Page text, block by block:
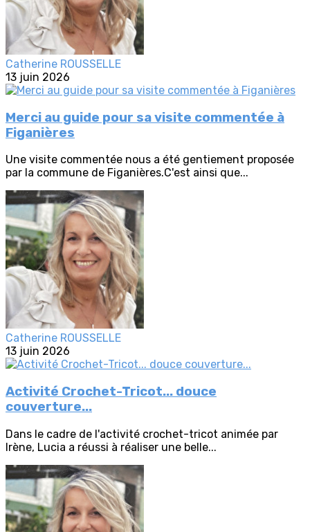
Catherine ROUSSELLE
13 juin 2026
Merci au guide pour sa visite commentée à
Figanières
Une visite commentée nous a été gentiement proposée
par la commune de Figanières.C'est ainsi que...
Catherine ROUSSELLE
13 juin 2026
Activité Crochet-Tricot... douce
couverture...
Dans le cadre de l'activité crochet-tricot animée par
Irène, Lucia a réussi à réaliser une belle...